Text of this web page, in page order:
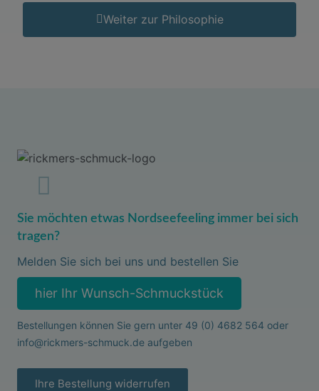
Weiter zur Philosophie
Sie möchten etwas Nordseefeeling immer bei sich
tragen?
Melden Sie sich bei uns und bestellen Sie
hier Ihr Wunsch-Schmuckstück
Bestellungen können Sie gern unter 49 (0) 4682 564 oder
info@rickmers-schmuck.deaufgeben
Ihre Bestellung widerrufen